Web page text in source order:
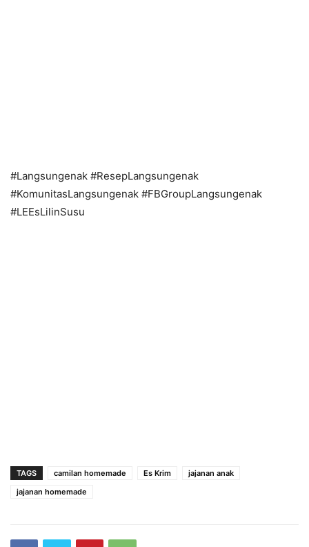
#Langsungenak #ResepLangsungenak
#KomunitasLangsungenak #FBGroupLangsungenak
#LEEsLilinSusu
TAGS camilan homemade Es Krim
jajanan anak
jajanan homemade